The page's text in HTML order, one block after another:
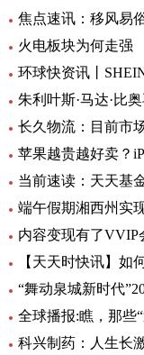
火电板块为何走强
朱利叶斯·马达·比
苹果越贵越好卖？
当前速读：天天基
端午假期湘西州实
内容变现有了VVIP
【天天时快讯】如
“舞动泉城新时代
全球播报:瞧，那些
科兴制药：人生长